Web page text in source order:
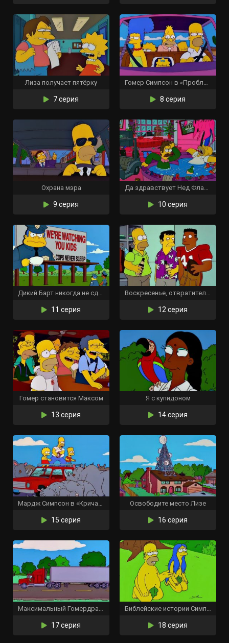
Лиза получает пятёрку
7 серия
Гомер Симпсон в «Проблеме с почкой»
8 серия
Охрана мэра
9 серия
Да здравствует Нед Фландерс
10 серия
Дикий Барт никогда не сдаётся
11 серия
Воскресенье, отвратительное воскресенье
12 серия
Гомер становится Максом
13 серия
Я с купидоном
14 серия
Мардж Симпсон в «Кричащих жёлтых гудках»
15 серия
Освободите место Лизе
16 серия
Максимальный Гомердрайв
17 серия
Библейские истории Симпсонов
18 серия